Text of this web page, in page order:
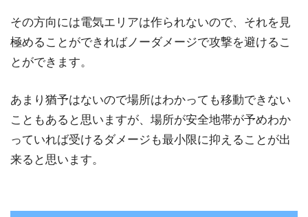
その方向には電気エリアは作られないので、それを見
極めることができればノーダメージで攻撃を避けるこ
とができます。
あまり猶予はないので場所はわかっても移動できない
こともあると思いますが、場所が安全地帯が予めわか
っていれば受けるダメージも最小限に抑えることが出
来ると思います。